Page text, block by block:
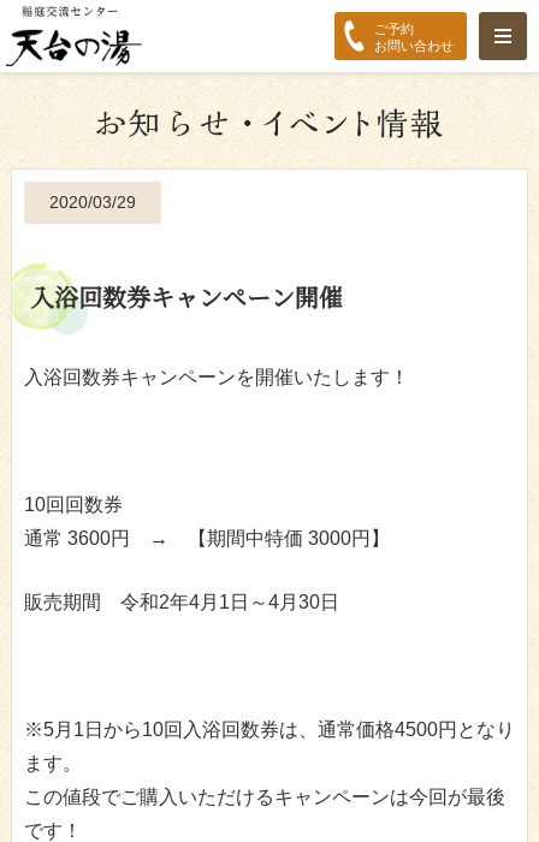
ご予約
お問い合わせ
2020/03/29
入浴回数券キャンペーン開催
入浴回数券キャンペーンを開催いたします！
10回回数券
通常 3600円 → 【期間中特価 3000円】
販売期間 令和2年4月1日～4月30日
※5月1日から10回入浴回数券は、通常価格4500円となり
ます。
この値段でご購入いただけるキャンペーンは今回が最後
です！